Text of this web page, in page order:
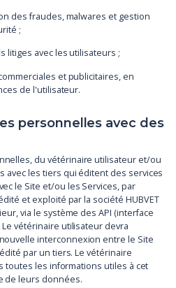
des fraudes, malwares et gestion
;
litiges avec les utilisateurs ;
et publicitaires, en
de l'utilisateur.
personnelles avec des
du vétérinaire utilisateur et/ou
avec les tiers qui éditent des services
le Site et/ou les Services, par
et exploité par la société HUBVET
via le système des API (interface
vétérinaire utilisateur devra
interconnexion entre le Site
par un tiers. Le vétérinaire
toutes les informations utiles à cet
de leurs données.